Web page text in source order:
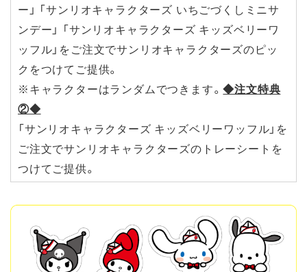
ー」 「サンリオキャラクターズ いちごづくしミニサ
ンデー」 「サンリオキャラクターズ キッズベリーワ
ッフル」をご注文でサンリオキャラクターズのピッ
クをつけてご提供。
※キャラクターはランダムでつきます。◆注文特典
②◆
「サンリオキャラクターズ キッズベリーワッフル」を
ご注文でサンリオキャラクターズのトレーシートを
つけてご提供。